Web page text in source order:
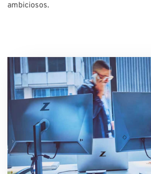
France Ireland
ambiciosos.